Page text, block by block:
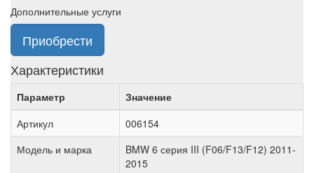
Дополнительные услуги
Приобрести
Характеристики
Параметр
Значение
Артикул
006154
Модель и марка
BMW 6 серия III (F06/F13/F12) 2011-
2015